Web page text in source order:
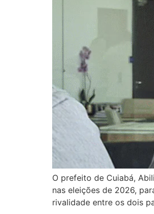
O prefeito de Cuiabá,
nas eleições de 2026,
rivalidade entre os dois